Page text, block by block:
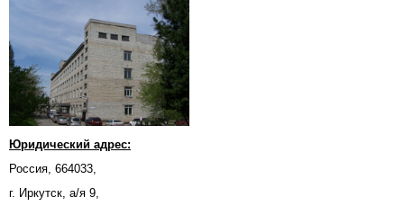
Юридический адрес:
Россия, 664033,
г. Иркутск, а/я 9,